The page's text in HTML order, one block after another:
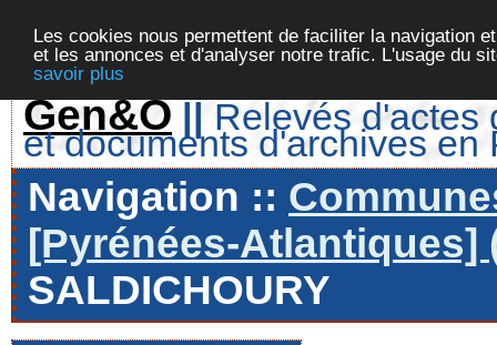
Les cookies nous permettent de faciliter la navigation
et les annonces et d'analyser notre trafic. L'usage du
savoir plus
Gen&O || Relevés d'actes
et documents d'archives en
Navigation ::
[Pyrénées-Atlantiques]
SALDICHOURY